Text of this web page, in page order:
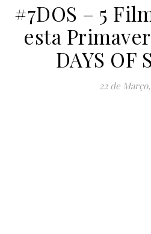
#7DOS – 5
esta
DAYS OF
22 de